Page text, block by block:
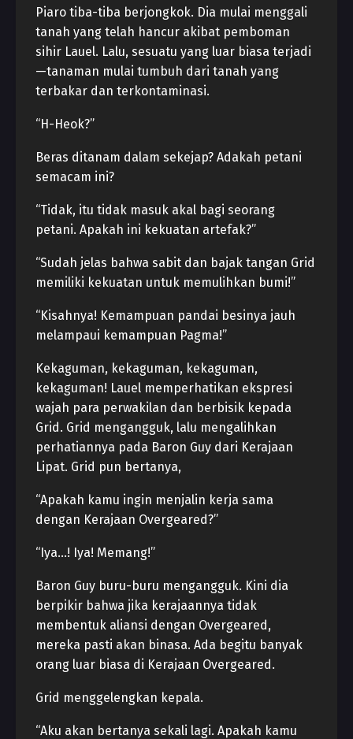
Piaro tiba-tiba berjongkok. Dia mulai menggali
tanah yang telah hancur akibat pemboman
sihir Lauel. Lalu, sesuatu yang luar biasa terjadi
—tanaman mulai tumbuh dari tanah yang
terbakar dan terkontaminasi.
“H-Heok?”
Beras ditanam dalam sekejap? Adakah petani
semacam ini?
“Tidak, itu tidak masuk akal bagi seorang
petani. Apakah ini kekuatan artefak?”
“Sudah jelas bahwa sabit dan bajak tangan Grid
memiliki kekuatan untuk memulihkan bumi!”
“Kisahnya! Kemampuan pandai besinya jauh
melampaui kemampuan Pagma!”
Kekaguman, kekaguman, kekaguman,
kekaguman! Lauel memperhatikan ekspresi
wajah para perwakilan dan berbisik kepada
Grid. Grid mengangguk, lalu mengalihkan
perhatiannya pada Baron Guy dari Kerajaan
Lipat. Grid pun bertanya,
“Apakah kamu ingin menjalin kerja sama
dengan Kerajaan Overgeared?”
“Iya…! Iya! Memang!”
Baron Guy buru-buru mengangguk. Kini dia
berpikir bahwa jika kerajaannya tidak
membentuk aliansi dengan Overgeared,
mereka pasti akan binasa. Ada begitu banyak
orang luar biasa di Kerajaan Overgeared.
Grid menggelengkan kepala.
“Aku akan bertanya sekali lagi. Apakah kamu